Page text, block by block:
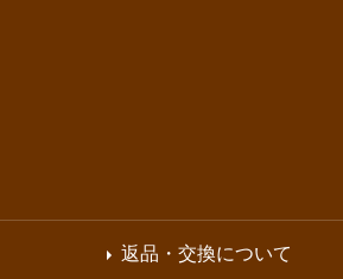
返品・交換について